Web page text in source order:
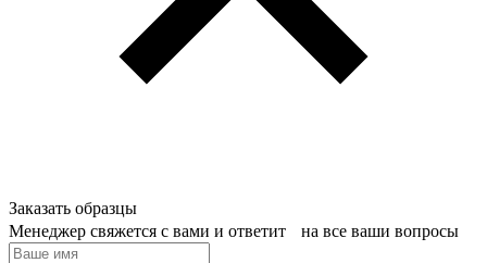
Заказать образцы
Менеджер свяжется с вами и ответит на все ваши вопросы